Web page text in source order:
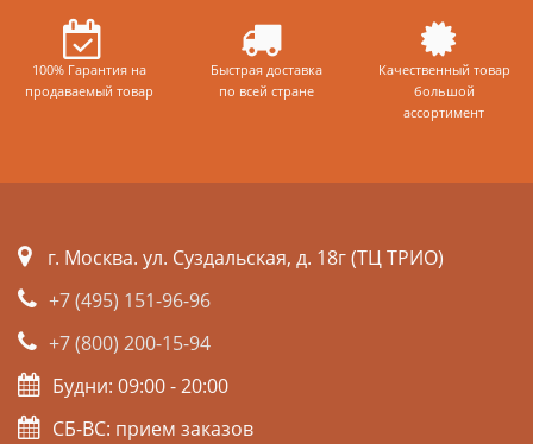
100% Гарантия на
продаваемый товар
Быстрая доставка
по всей стране
Качественный товар
большой
ассортимент
г. Москва. ул. Суздальская, д. 18г (ТЦ ТРИО)
+7 (495) 151-96-96
+7 (800) 200-15-94
Будни: 09:00 - 20:00
СБ-ВС: прием заказов